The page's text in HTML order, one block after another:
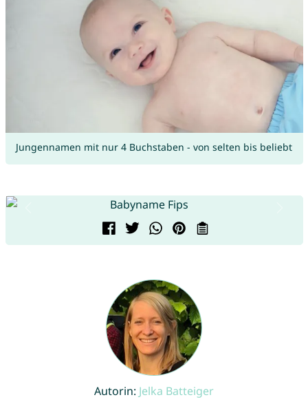
Jungennamen mit nur 4 Buchstaben - von selten bis beliebt
Autorin: Jelka Batteiger